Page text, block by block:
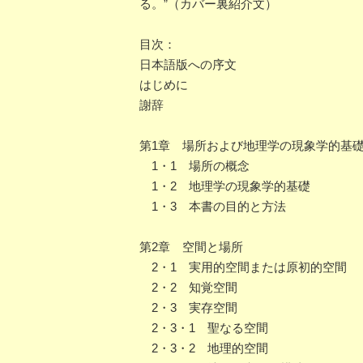
る。”（カバー裏紹介文）
目次：
日本語版への序文
はじめに
謝辞
第1章 場所および地理学の現象学的基
1・1 場所の概念
1・2 地理学の現象学的基礎
1・3 本書の目的と方法
第2章 空間と場所
2・1 実用的空間または原初的空間
2・2 知覚空間
2・3 実存空間
2・3・1 聖なる空間
2・3・2 地理的空間